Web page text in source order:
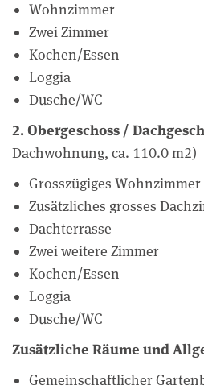
Wohnzimmer
Zwei Zimmer
Kochen/Essen
Loggia
Dusche/WC
2. Obergeschoss /
Dachwohnung, ca. 110.0 m2)
Grosszügiges Wohnzimmer
Zusätzliches grosses
Dachterrasse
Zwei weitere Zimmer
Kochen/Essen
Loggia
Dusche/WC
Zusätzliche Räume und
Gemeinschaftlicher